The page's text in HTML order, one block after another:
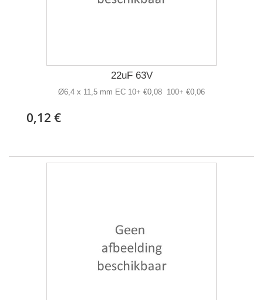
22uF 63V
Ø6,4 x 11,5 mm EC 10+ €0,08 100+ €0,06
0,12 €